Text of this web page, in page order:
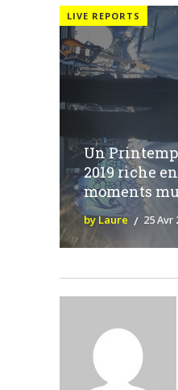
LIVE REPORTS
Un
2019 riche
moments
by Laure 25 Avr